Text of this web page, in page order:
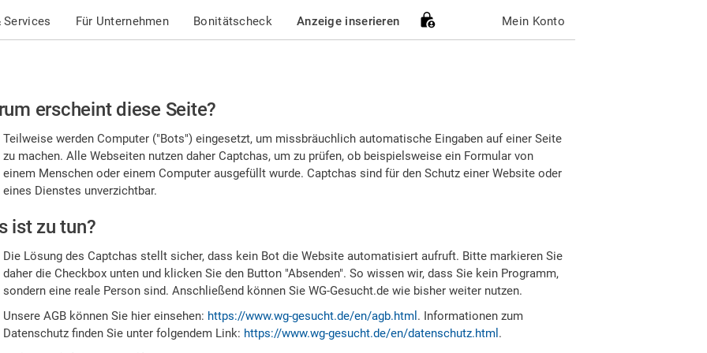
Services Für Unternehmen Bonitätscheck Anzeige inserieren Mein Konto
erscheint diese Seite?
Teilweise werden Computer ("Bots") eingesetzt, um missbräuchlich automatische Eingaben auf einer Seite
zu machen. Alle Webseiten nutzen daher Captchas, um zu prüfen, ob beispielsweise ein Formular von
einem Menschen oder einem Computer ausgefüllt wurde. Captchas sind für den Schutz einer Website oder
eines Dienstes unverzichtbar.
ist zu tun?
Die Lösung des Captchas stellt sicher, dass kein Bot die Website automatisiert aufruft. Bitte markieren Sie
daher die Checkbox unten und klicken Sie den Button "Absenden". So wissen wir, dass Sie kein Programm,
sondern eine reale Person sind. Anschließend können Sie WG-Gesucht.de wie bisher weiter nutzen.
Unsere AGB können Sie hier einsehen: https://www.wg-gesucht.de/en/agb.html . Informationen zum
Datenschutz finden Sie unter folgendem Link: https://www.wg-gesucht.de/en/datenschutz.html .